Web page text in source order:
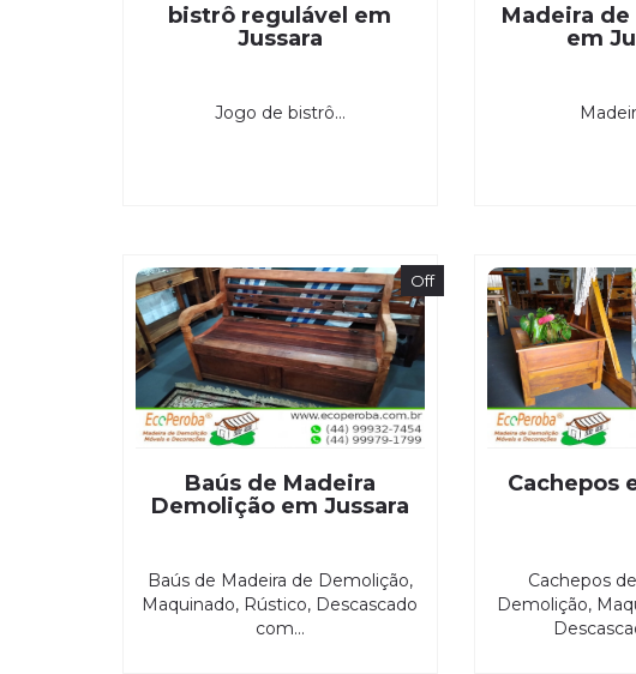
bistrô regulável em
Jussara
Jogo de bistrô...
Madeira
em
Baús de Madeira
Demolição em Jussara
Baús de Madeira de Demolição,
Maquinado, Rústico, Descascado
com...
Off
Cachepos
Cachepos
Demolição,